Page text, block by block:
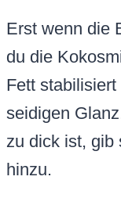
Erst wenn die
du die
Fett
seidigen
zu dick ist, gib
hinzu.